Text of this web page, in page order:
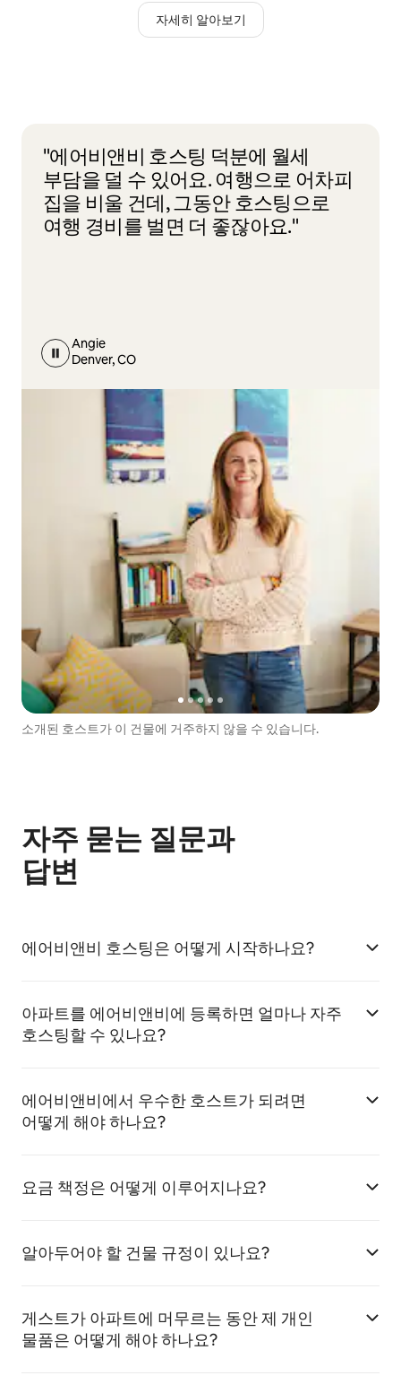
자세히 알아보기
"에어비앤비 호스팅 덕분에 월세
부담을 덜 수 있어요. 여행으로 어차피
집을 비울 건데, 그동안 호스팅으로
여행 경비를 벌면 더 좋잖아요."
Angie
Denver, CO
소개된 호스트가 이 건물에 거주하지 않을 수 있습니다.
자주 묻는 질문과
답변
에어비앤비 호스팅은 어떻게 시작하나요?
아파트를 에어비앤비에 등록하면 얼마나 자주
호스팅할 수 있나요?
에어비앤비에서 우수한 호스트가 되려면
어떻게 해야 하나요?
요금 책정은 어떻게 이루어지나요?
알아두어야 할 건물 규정이 있나요?
게스트가 아파트에 머무르는 동안 제 개인
물품은 어떻게 해야 하나요?